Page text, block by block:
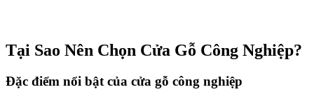
Tại Sao Nên Chọn Cửa Gỗ Công Nghiệp?​
Đặc điểm nổi bật của cửa gỗ công nghiệp​